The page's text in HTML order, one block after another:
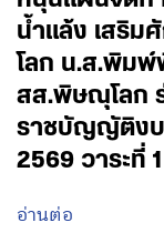
น้ำแล้ง เสริม
โลก น.ส.พิมพ์
สส.พิษณุโลก
ราชบัญญัติงบ
2569 วาระที่
อ่านต่อ